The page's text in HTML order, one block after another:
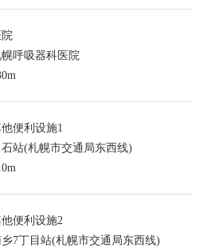
院
呼吸器科医院
便利设施1
石站(札幌市交通局东西线)
便利设施2
7丁目站(札幌市交通局东西线)